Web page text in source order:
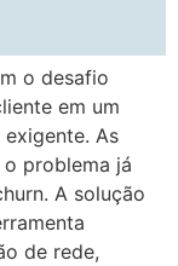
o desafio
em um
As
problema já
A solução
de rede,